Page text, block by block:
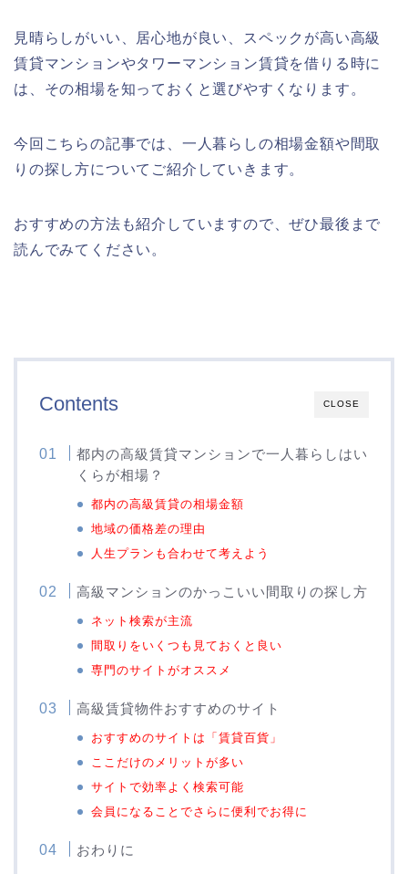
見晴らしがいい、居心地が良い、スペックが高い高級
賃貸マンションやタワーマンション賃貸を借りる時に
は、その相場を知っておくと選びやすくなります。
今回こちらの記事では、一人暮らしの相場金額や間取
りの探し方についてご紹介していきます。
おすすめの方法も紹介していますので、ぜひ最後まで
読んでみてください。
CLOSE
Contents
都内の高級賃貸マンションで一人暮らしはい
くらが相場？
都内の高級賃貸の相場金額
地域の価格差の理由
人生プランも合わせて考えよう
高級マンションのかっこいい間取りの探し方
ネット検索が主流
間取りをいくつも見ておくと良い
専門のサイトがオススメ
高級賃貸物件おすすめのサイト
おすすめのサイトは「賃貸百貨」
ここだけのメリットが多い
サイトで効率よく検索可能
会員になることでさらに便利でお得に
おわりに